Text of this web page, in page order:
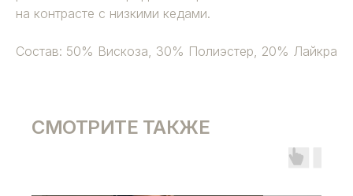
на контрасте с низкими кедами.
Состав: 50% Вискоза, 30% Полиэстер, 20% Лайкра
СМОТРИТЕ ТАКЖЕ